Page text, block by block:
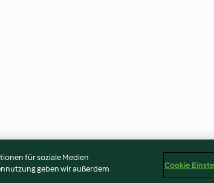
für soziale Medien
geben wir außerdem
Cookie